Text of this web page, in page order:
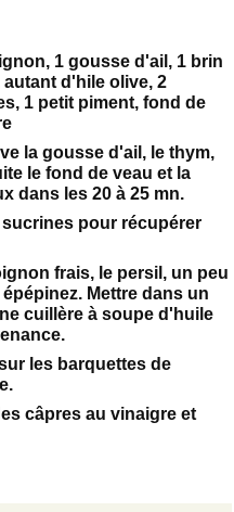
1 gousse d'ail, 1 brin
d'hile olive, 2
1 petit piment, fond de
la gousse d'ail, le thym,
le fond de veau et la
dans les 20 à 25 mn.
pour récupérer
frais, le persil, un peu
Mettre dans un
cuillère à soupe d'huile
les barquettes de
câpres au vinaigre et